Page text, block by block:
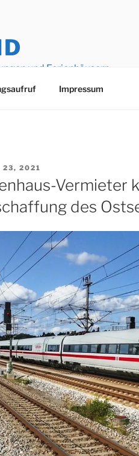
und Ferienhäusern
Impressum
23, 2021
Vermieter
des